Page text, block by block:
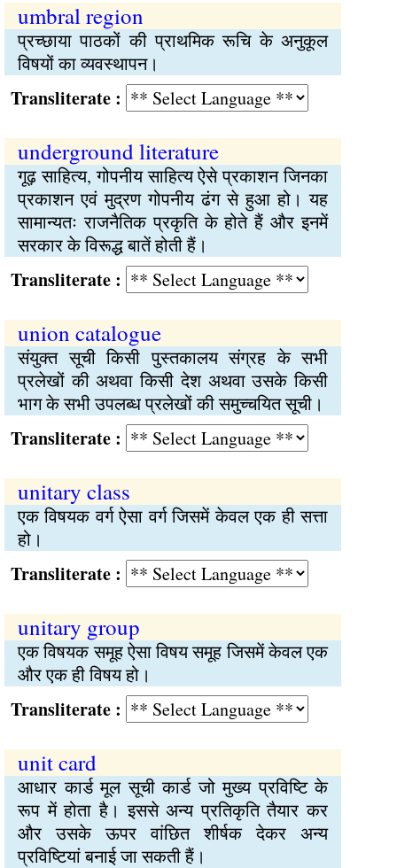
umbral region
प्रच्छाया पाठकों की प्राथमिक रूचि के अनुकूल
विषयों का व्यवस्थापन।
:
underground literature
गूढ़ साहित्य, गोपनीय साहित्य ऐसे प्रकाशन जिनका
प्रकाशन एवं मुद्रण गोपनीय ढंग से हुआ हो। यह
सामान्यतः राजनैतिक प्रकृति के होते हैं और इनमें
सरकार के विरूद्ध बातें होती हैं।
:
union catalogue
संयुक्त सूची किसी पुस्तकालय संग्रह के सभी
प्रलेखों की अथवा किसी देश अथवा उसके किसी
भाग के सभी उपलब्ध प्रलेखों की समुच्चयित सूची।
:
unitary class
एक विषयक वर्ग ऐसा वर्ग जिसमें केवल एक ही सत्ता
हो।
:
unitary group
एक विषयक समूह ऐसा विषय समूह जिसमें केवल एक
और एक ही विषय हो।
:
unit card
आधार कार्ड मूल सूची कार्ड जो मुख्य प्रविष्टि के
रूप में होता है। इससे अन्य प्रतिकृति तैयार कर
और उसके ऊपर वांछित शीर्षक देकर अन्य
प्रविष्टियां बनाई जा सकती हैं।